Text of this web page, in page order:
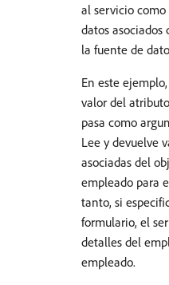
al servicio
datos asociados
la fuente de
En este
valor del
pasa como
Lee y devuelve
asociadas del
empleado para
tanto, si
formulario, el
detalles del
empleado.